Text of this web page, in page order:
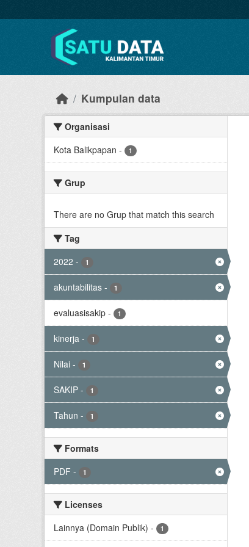
Kumpulan data
Organisasi
Kota Balikpapan - 1
Grup
There are no Grup that match this search
Tag
2022 - 1
akuntabilitas - 1
evaluasisakip - 1
kinerja - 1
Nilai - 1
SAKIP - 1
Tahun - 1
Formats
PDF - 1
Licenses
Lainnya (Domain Publik) - 1